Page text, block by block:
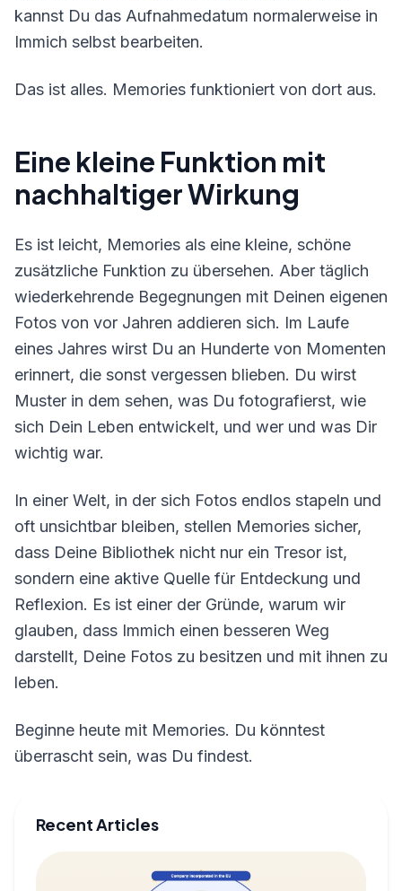
kannst Du das Aufnahmedatum normalerweise in
Immich selbst bearbeiten.
Das ist alles. Memories funktioniert von dort aus.
Eine kleine Funktion mit
nachhaltiger Wirkung
Es ist leicht, Memories als eine kleine, schöne
zusätzliche Funktion zu übersehen. Aber täglich
wiederkehrende Begegnungen mit Deinen eigenen
Fotos von vor Jahren addieren sich. Im Laufe
eines Jahres wirst Du an Hunderte von Momenten
erinnert, die sonst vergessen blieben. Du wirst
Muster in dem sehen, was Du fotografierst, wie
sich Dein Leben entwickelt, und wer und was Dir
wichtig war.
In einer Welt, in der sich Fotos endlos stapeln und
oft unsichtbar bleiben, stellen Memories sicher,
dass Deine Bibliothek nicht nur ein Tresor ist,
sondern eine aktive Quelle für Entdeckung und
Reflexion. Es ist einer der Gründe, warum wir
glauben, dass Immich einen besseren Weg
darstellt, Deine Fotos zu besitzen und mit ihnen zu
leben.
Beginne heute mit Memories. Du könntest
überrascht sein, was Du findest.
Recent Articles